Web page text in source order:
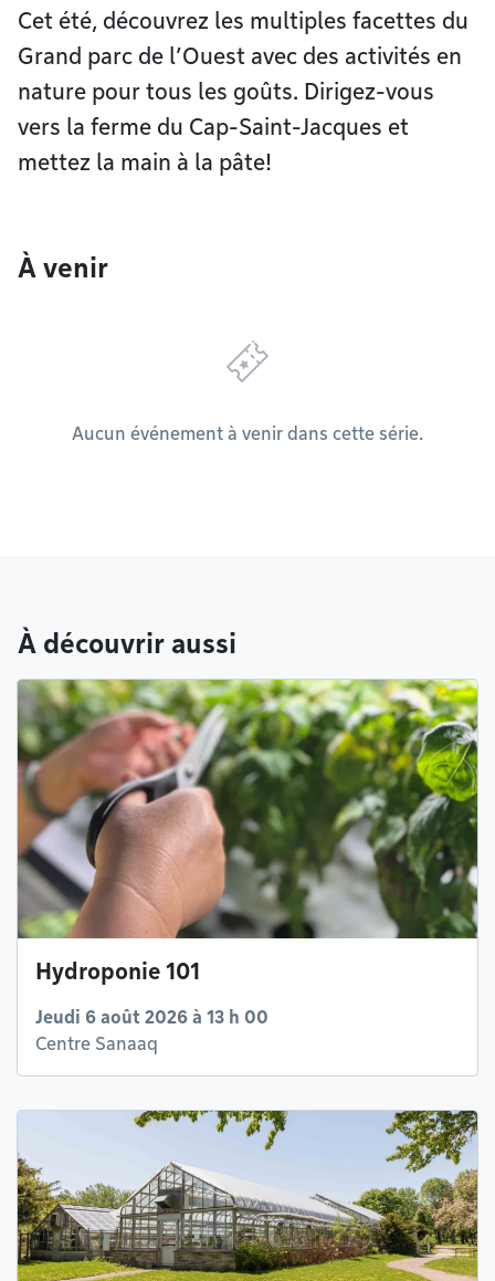
Cet été, découvrez les multiples facettes du
Grand parc de l’Ouest avec des activités en
nature pour tous les goûts. Dirigez-vous
vers la ferme du Cap-Saint-Jacques et
mettez la main à la pâte!
À venir
Aucun événement à venir dans cette série.
À découvrir aussi
Hydroponie 101
Jeudi 6 août 2026 à 13 h 00
Centre Sanaaq